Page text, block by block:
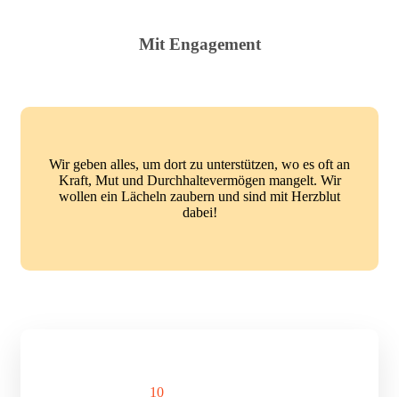
Mit Engagement
Wir geben alles, um dort zu unterstützen, wo es oft an
Kraft, Mut und Durchhaltevermögen mangelt. Wir
wollen ein Lächeln zaubern und sind mit Herzblut
dabei!
10